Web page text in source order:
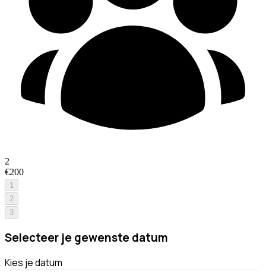
2
€200
1
2
3
Selecteer je gewenste datum
Kies je datum